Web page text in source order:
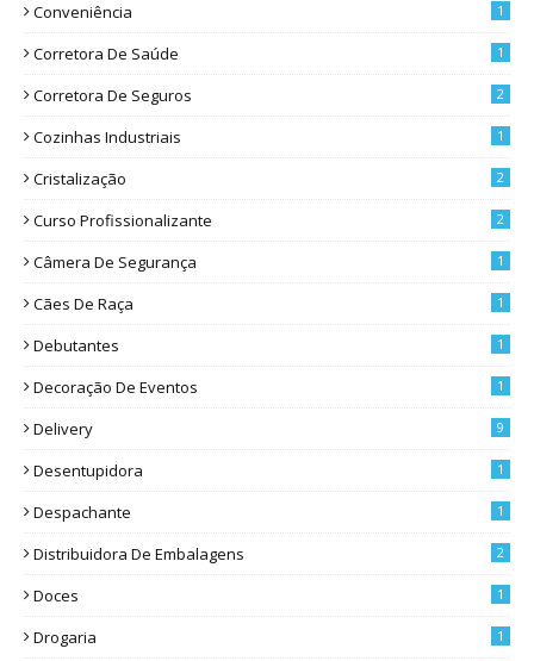
Conveniência 1
Corretora De Saúde 1
Corretora De Seguros 2
Cozinhas Industriais 1
Cristalização 2
Curso Profissionalizante 2
Câmera De Segurança 1
Cães De Raça 1
Debutantes 1
Decoração De Eventos 1
Delivery 9
Desentupidora 1
Despachante 1
Distribuidora De Embalagens 2
Doces 1
Drogaria 1